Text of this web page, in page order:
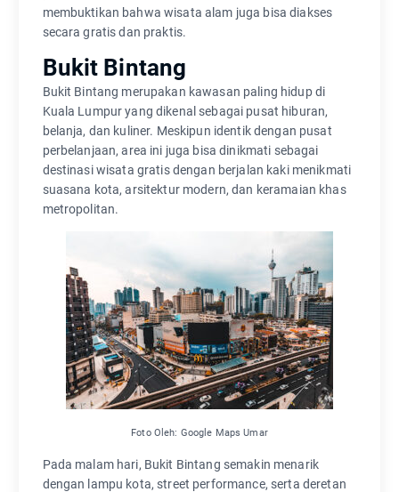
membuktikan bahwa wisata alam juga bisa diakses
secara gratis dan praktis.
Bukit Bintang
Bukit Bintang merupakan kawasan paling hidup di
Kuala Lumpur yang dikenal sebagai pusat hiburan,
belanja, dan kuliner. Meskipun identik dengan pusat
perbelanjaan, area ini juga bisa dinikmati sebagai
destinasi wisata gratis dengan berjalan kaki menikmati
suasana kota, arsitektur modern, dan keramaian khas
metropolitan.
Foto Oleh: Google Maps Umar
Pada malam hari, Bukit Bintang semakin menarik
dengan lampu kota, street performance, serta deretan